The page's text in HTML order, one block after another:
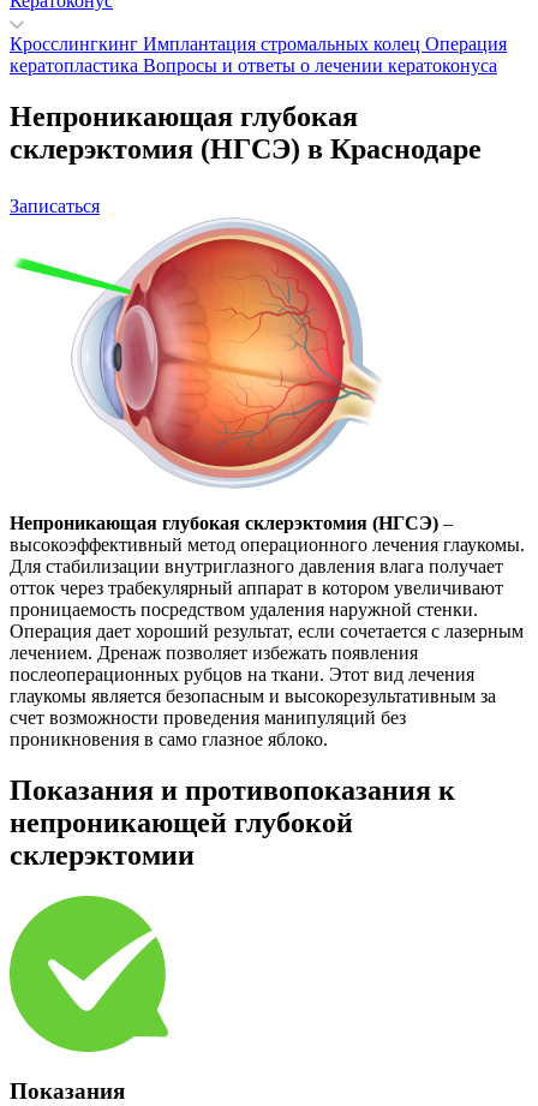
Кросслингкинг Имплантация стромальных колец Операция
кератопластика Вопросы и ответы о лечении кератоконуса
Непроникающая глубокая
склерэктомия (НГСЭ) в Краснодаре
Записаться
Непроникающая глубокая склерэктомия (НГСЭ) –
высокоэффективный метод операционного лечения глаукомы.
Для стабилизации внутриглазного давления влага получает
отток через трабекулярный аппарат в котором увеличивают
проницаемость посредством удаления наружной стенки.
Операция дает хороший результат, если сочетается с лазерным
лечением. Дренаж позволяет избежать появления
послеоперационных рубцов на ткани. Этот вид лечения
глаукомы является безопасным и высокорезультативным за
счет возможности проведения манипуляций без
проникновения в само глазное яблоко.
Показания и противопоказания к
непроникающей глубокой
склерэктомии
Показания